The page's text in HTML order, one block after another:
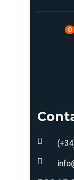
0